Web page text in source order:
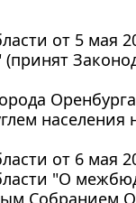
от 5 мая
(принят
от 6 мая
"О
Собранием